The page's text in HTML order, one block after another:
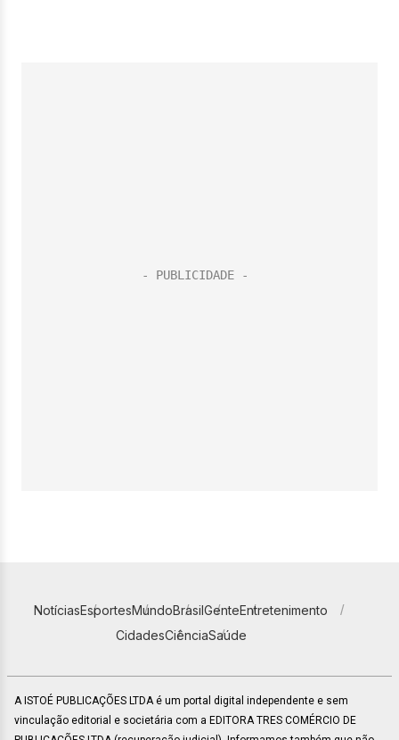
NotíciasEsportesMundoBrasilGenteEntretenimento
CidadesCiênciaSaúde
A ISTOÉ PUBLICAÇÕES LTDA é um portal digital independente e sem
vinculação editorial e societária com a EDITORA TRES COMÉRCIO DE